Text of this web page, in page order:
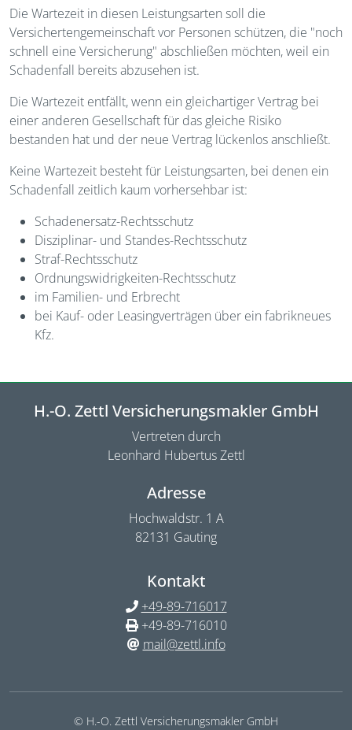
Die Wartezeit in diesen Leistungsarten soll die
Versichertengemeinschaft vor Personen schützen, die "noch
schnell eine Versicherung" abschließen möchten, weil ein
Schadenfall bereits abzusehen ist.
Die Wartezeit entfällt, wenn ein gleichartiger Vertrag bei
einer anderen Gesellschaft für das gleiche Risiko
bestanden hat und der neue Vertrag lückenlos anschließt.
Keine Wartezeit besteht für Leistungsarten, bei denen ein
Schadenfall zeitlich kaum vorhersehbar ist:
Schadenersatz-Rechtsschutz
Disziplinar- und Standes-Rechtsschutz
Straf-Rechtsschutz
Ordnungswidrigkeiten-Rechtsschutz
im Familien- und Erbrecht
bei Kauf- oder Leasingverträgen über ein fabrikneues
Kfz.
H.-O. Zettl Versicherungsmakler GmbH
Vertreten durch
Leonhard Hubertus Zettl
Adresse
Hochwaldstr. 1 A
82131 Gauting
Kontakt
+49-89-716017
+49-89-716010
mail@zettl.info
© H.-O. Zettl Versicherungsmakler GmbH